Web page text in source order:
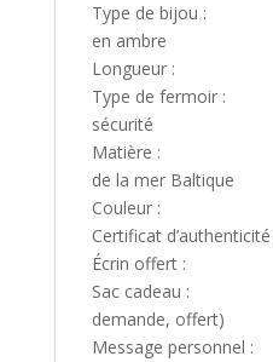
Type de bijou :
en ambre
Longueur :
Type de
sécurité
Matière :
de la mer Baltique
Couleur :
Certificat
Écrin offert
Sac cadeau
demande, offert)
Message